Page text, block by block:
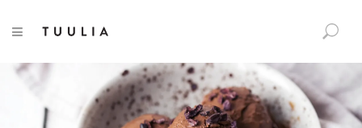
a
r
c
h
TOGGLE NAVIGATION